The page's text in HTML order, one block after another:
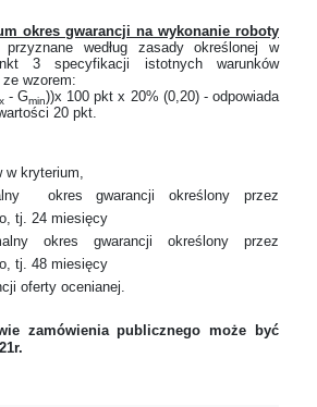
okres gwarancji na wykonanie roboty
przyznane według zasady określonej w
3 specyfikacji istotnych warunków
wzorem:
- Gmin))x 100 pkt x 20% (0,20) - odpowiada
20 pkt.
w kryterium,
okres gwarancji określony przez
tj. 24 miesięcy
okres gwarancji określony przez
tj. 48 miesięcy
oferty ocenianej.
zamówienia publicznego może być